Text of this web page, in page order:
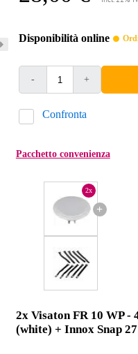
Disponibilità online
- +
Confronta
Pacchetto convenienza
+
2x
2x Visaton FR 10 WP -
(white) + Innox Snap 27